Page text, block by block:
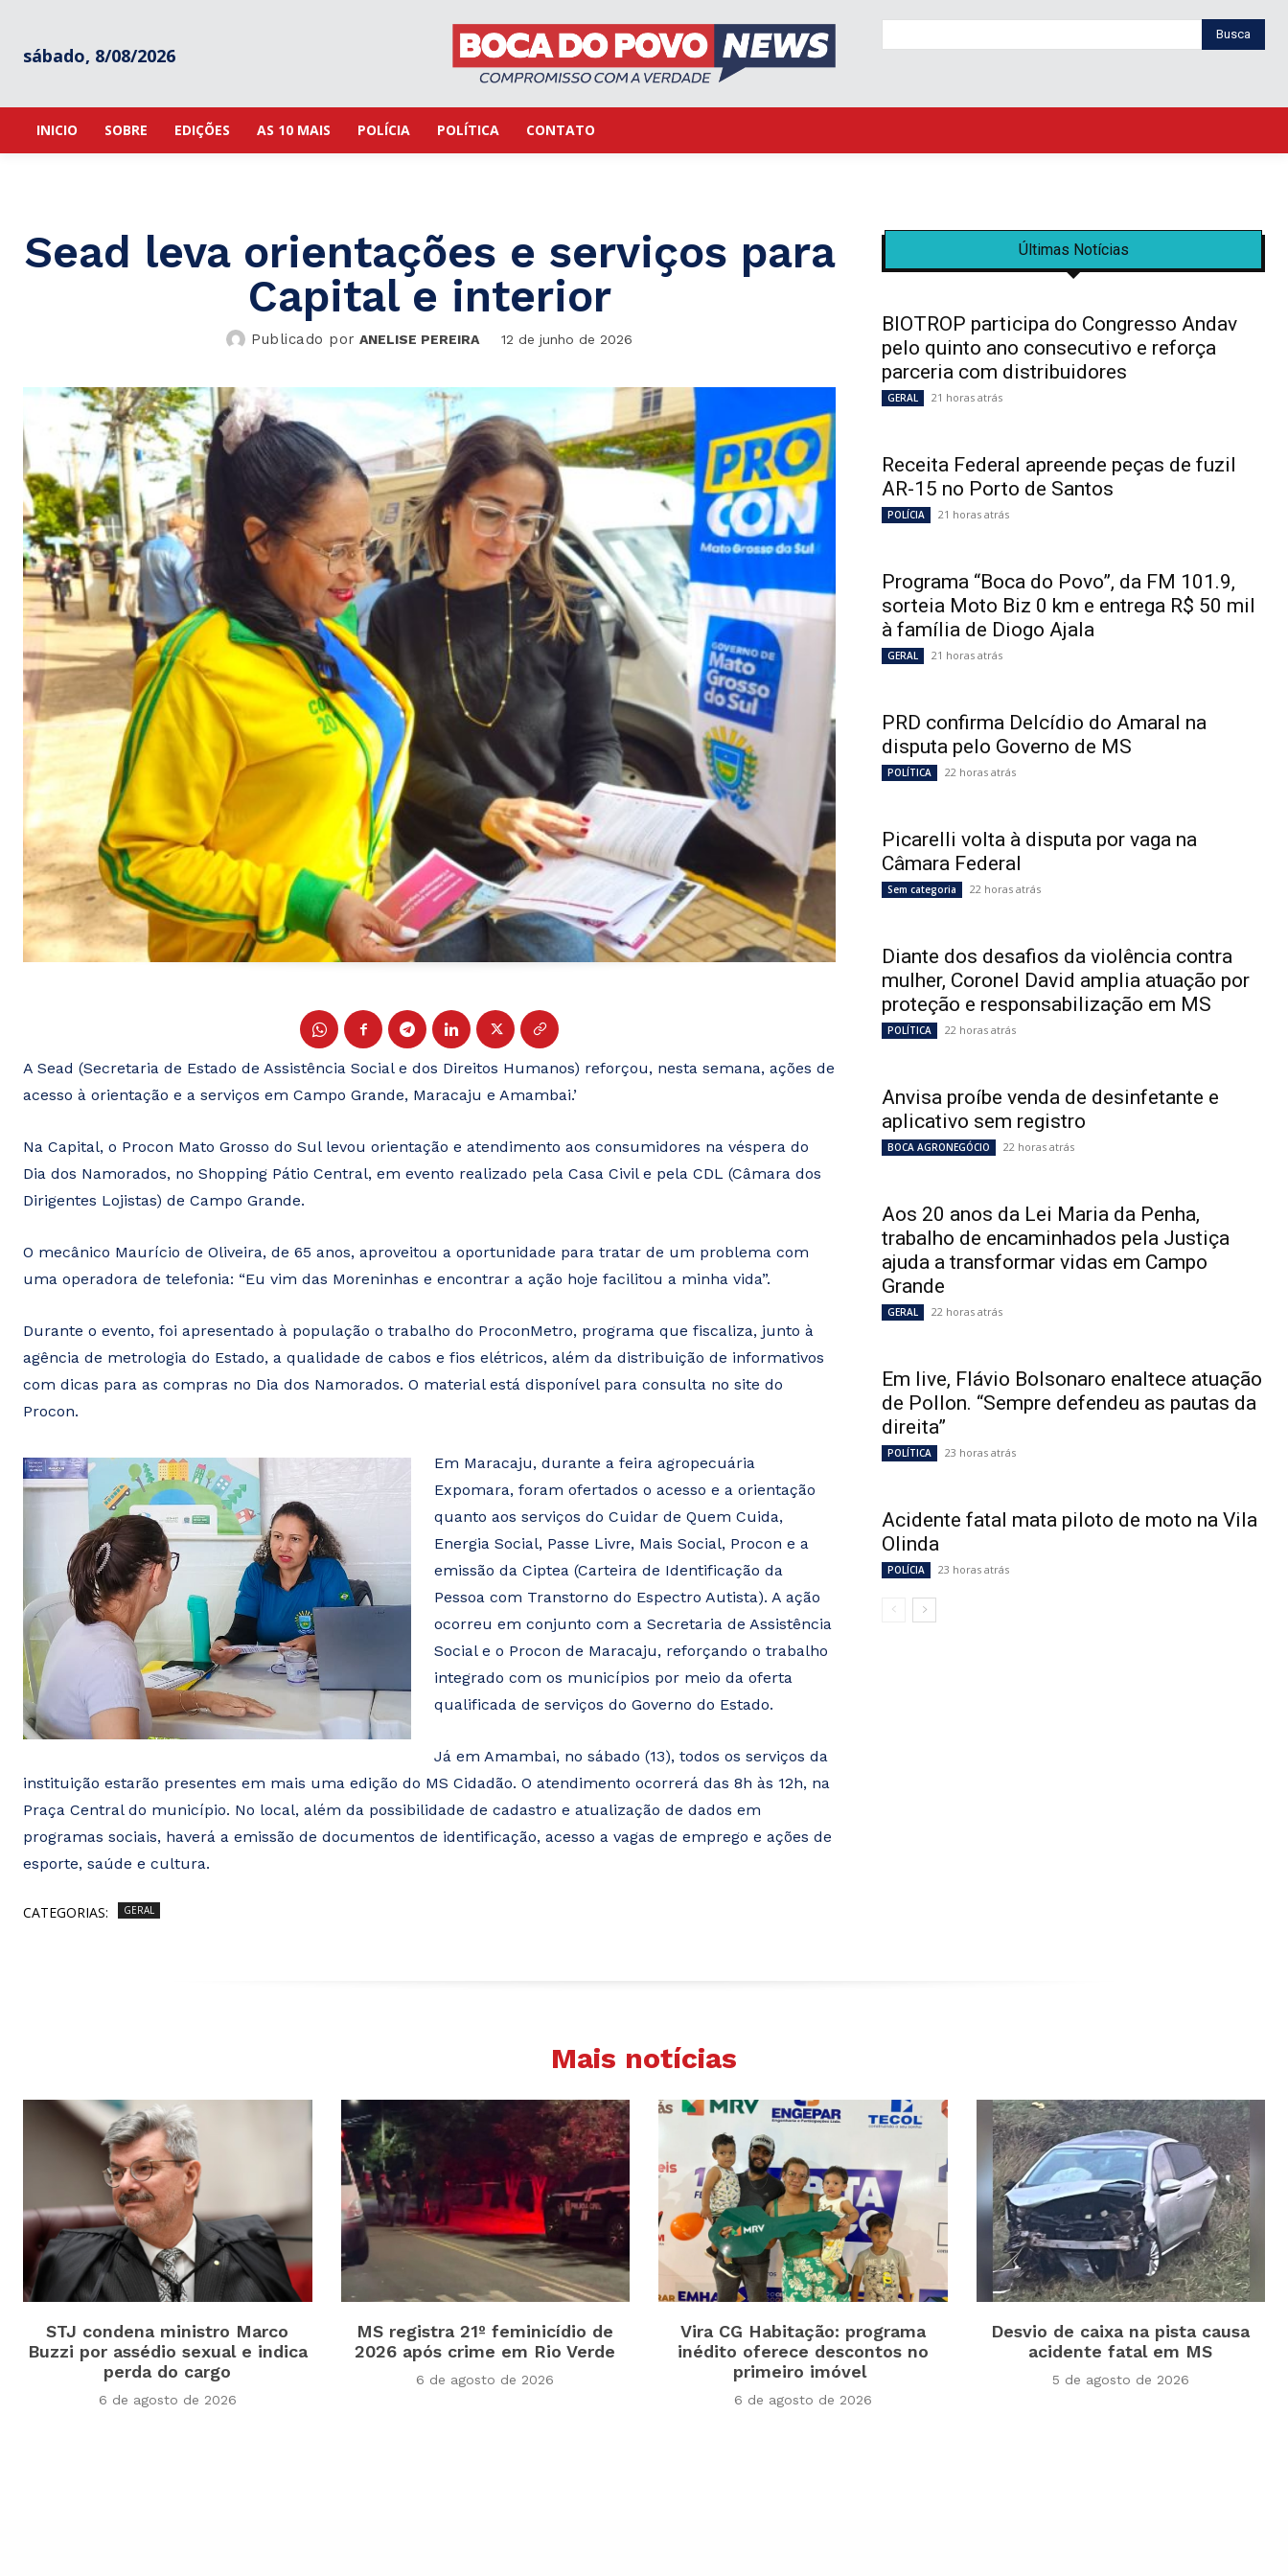
sábado, 8/08/2026
Busca
INICIO SOBRE EDIÇÕES AS 10 MAIS POLÍCIA POLÍTICA CONTATO
Sead leva orientações e serviços para
Capital e interior
Publicado por ANELISE PEREIRA 12 de junho de 2026
A Sead (Secretaria de Estado de Assistência Social e dos Direitos Humanos) reforçou, nesta semana, ações de
acesso à orientação e a serviços em Campo Grande, Maracaju e Amambai.’
Na Capital, o Procon Mato Grosso do Sul levou orientação e atendimento aos consumidores na véspera do
Dia dos Namorados, no Shopping Pátio Central, em evento realizado pela Casa Civil e pela CDL (Câmara dos
Dirigentes Lojistas) de Campo Grande.
O mecânico Maurício de Oliveira, de 65 anos, aproveitou a oportunidade para tratar de um problema com
uma operadora de telefonia: “Eu vim das Moreninhas e encontrar a ação hoje facilitou a minha vida”.
Durante o evento, foi apresentado à população o trabalho do ProconMetro, programa que fiscaliza, junto à
agência de metrologia do Estado, a qualidade de cabos e fios elétricos, além da distribuição de informativos
com dicas para as compras no Dia dos Namorados. O material está disponível para consulta no site do
Procon.
Em Maracaju, durante a feira agropecuária
Expomara, foram ofertados o acesso e a orientação
quanto aos serviços do Cuidar de Quem Cuida,
Energia Social, Passe Livre, Mais Social, Procon e a
emissão da Ciptea (Carteira de Identificação da
Pessoa com Transtorno do Espectro Autista). A ação
ocorreu em conjunto com a Secretaria de Assistência
Social e o Procon de Maracaju, reforçando o trabalho
integrado com os municípios por meio da oferta
qualificada de serviços do Governo do Estado.
Já em Amambai, no sábado (13), todos os serviços da
instituição estarão presentes em mais uma edição do MS Cidadão. O atendimento ocorrerá das 8h às 12h, na
Praça Central do município. No local, além da possibilidade de cadastro e atualização de dados em
programas sociais, haverá a emissão de documentos de identificação, acesso a vagas de emprego e ações de
esporte, saúde e cultura.
CATEGORIAS: GERAL
Últimas Notícias
BIOTROP participa do Congresso Andav
pelo quinto ano consecutivo e reforça
parceria com distribuidores
GERAL 21 horas atrás
Receita Federal apreende peças de fuzil
AR-15 no Porto de Santos
POLÍCIA 21 horas atrás
Programa “Boca do Povo”, da FM 101.9,
sorteia Moto Biz 0 km e entrega R$ 50 mil
à família de Diogo Ajala
GERAL 21 horas atrás
PRD confirma Delcídio do Amaral na
disputa pelo Governo de MS
POLÍTICA 22 horas atrás
Picarelli volta à disputa por vaga na
Câmara Federal
Sem categoria 22 horas atrás
Diante dos desafios da violência contra
mulher, Coronel David amplia atuação por
proteção e responsabilização em MS
POLÍTICA 22 horas atrás
Anvisa proíbe venda de desinfetante e
aplicativo sem registro
BOCA AGRONEGÓCIO 22 horas atrás
Aos 20 anos da Lei Maria da Penha,
trabalho de encaminhados pela Justiça
ajuda a transformar vidas em Campo
Grande
GERAL 22 horas atrás
Em live, Flávio Bolsonaro enaltece atuação
de Pollon. “Sempre defendeu as pautas da
direita”
POLÍTICA 23 horas atrás
Acidente fatal mata piloto de moto na Vila
Olinda
POLÍCIA 23 horas atrás
Mais notícias
STJ condena ministro Marco
Buzzi por assédio sexual e indica
perda do cargo
6 de agosto de 2026
MS registra 21º feminicídio de
2026 após crime em Rio Verde
6 de agosto de 2026
Vira CG Habitação: programa
inédito oferece descontos no
primeiro imóvel
6 de agosto de 2026
Desvio de caixa na pista causa
acidente fatal em MS
5 de agosto de 2026